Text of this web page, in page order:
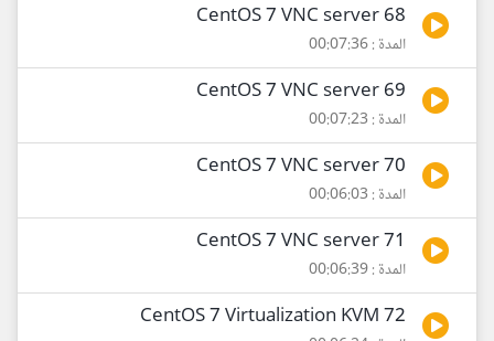
68 CentOS 7 VNC server
المدة : 00:07:36
69 CentOS 7 VNC server
المدة : 00:07:23
70 CentOS 7 VNC server
المدة : 00:06:03
71 CentOS 7 VNC server
المدة : 00:06:39
72 CentOS 7 Virtualization KVM